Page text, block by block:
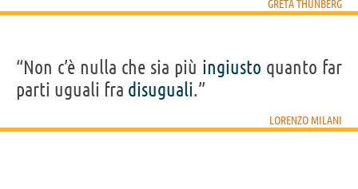
GRETA THUNBERG
“Non c’è nulla che sia più ingiusto quanto far
parti uguali fra disuguali.”
LORENZO MILANI